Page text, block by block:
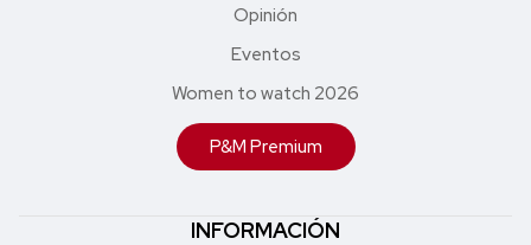
Opinión
Eventos
Women to watch 2026
P&M Premium
INFORMACIÓN